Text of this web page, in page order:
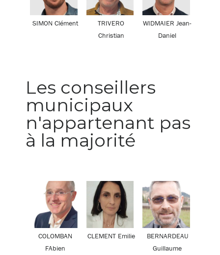
SIMON Clément
TRIVERO
Christian
WIDMAIER Jean-
Daniel
Les conseillers
municipaux
n'appartenant pas
à la majorité
COLOMBAN
FAbien
CLEMENT Emilie
BERNARDEAU
Guillaume